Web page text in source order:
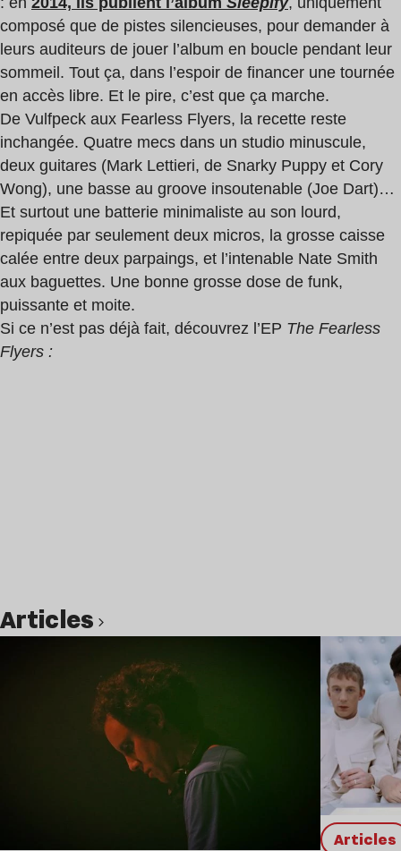
composé que de pistes silencieuses, pour demander à
leurs auditeurs de jouer l’album en boucle pendant leur
sommeil. Tout ça, dans l’espoir de financer une tournée
en accès libre. Et le pire, c’est que ça marche.
De Vulfpeck aux Fearless Flyers, la recette reste
inchangée. Quatre mecs dans un studio minuscule,
deux guitares (Mark Lettieri, de Snarky Puppy et Cory
Wong), une basse au groove insoutenable (Joe Dart)…
Et surtout une batterie minimaliste au son lourd,
repiquée par seulement deux micros, la grosse caisse
calée entre deux parpaings, et l’intenable Nate Smith
aux baguettes. Une bonne grosse dose de funk,
puissante et moite.
Si ce n’est pas déjà fait, découvrez l’EP The Fearless
Flyers :
Articles
Articles